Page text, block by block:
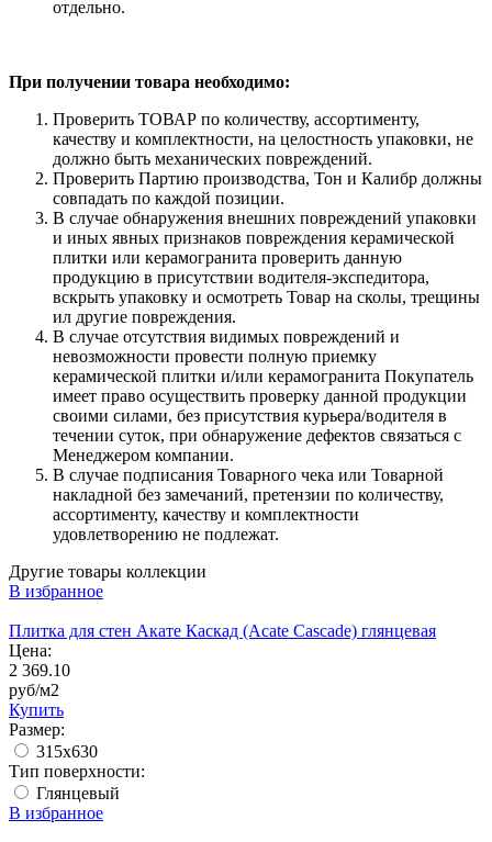
отдельно.
При получении товара необходимо:
Проверить ТОВАР по количеству, ассортименту,
качеству и комплектности, на целостность упаковки, не
должно быть механических повреждений.
Проверить Партию производства, Тон и Калибр должны
совпадать по каждой позиции.
В случае обнаружения внешних повреждений упаковки
и иных явных признаков повреждения керамической
плитки или керамогранита проверить данную
продукцию в присутствии водителя-экспедитора,
вскрыть упаковку и осмотреть Товар на сколы, трещины
ил другие повреждения.
В случае отсутствия видимых повреждений и
невозможности провести полную приемку
керамической плитки и/или керамогранита Покупатель
имеет право осуществить проверку данной продукции
своими силами, без присутствия курьера/водителя в
течении суток, при обнаружение дефектов связаться с
Менеджером компании.
В случае подписания Товарного чека или Товарной
накладной без замечаний, претензии по количеству,
ассортименту, качеству и комплектности
удовлетворению не подлежат.
Другие товары коллекции
В избранное
Плитка для стен Акате Каскад (Acate Cascade) глянцевая
Цена:
2 369.10
руб/м2
Купить
Размер:
315x630
Тип поверхности:
Глянцевый
В избранное